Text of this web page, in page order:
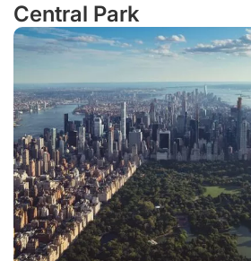
Central Park